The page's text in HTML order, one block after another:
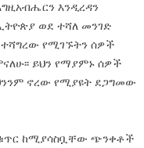
እንዲረዳን
ወደ ተሻለ መንገድ
ተሻግረው የሚገኙትን ሰዎች
ይህን የማያምኑ ሰዎች
ኖረው የሚያዩት ደጋግመው
ቁጥር ከሚያሳስቧቸው ጭንቀቶች